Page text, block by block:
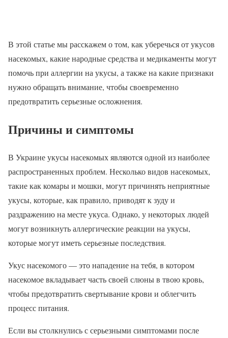
В этой статье мы расскажем о том, как уберечься от укусов
насекомых, какие народные средства и медикаменты могут
помочь при аллергии на укусы, а также на какие признаки
нужно обращать внимание, чтобы своевременно
предотвратить серьезные осложнения.
Причины и симптомы
В Украине укусы насекомых являются одной из наиболее
распространенных проблем. Несколько видов насекомых,
такие как комары и мошки, могут причинять неприятные
укусы, которые, как правило, приводят к зуду и
раздражению на месте укуса. Однако, у некоторых людей
могут возникнуть аллергические реакции на укусы,
которые могут иметь серьезные последствия.
Укус насекомого — это нападение на тебя, в котором
насекомое вкладывает часть своей слюны в твою кровь,
чтобы предотвратить свертывание крови и облегчить
процесс питания.
Если вы столкнулись с серьезными симптомами после